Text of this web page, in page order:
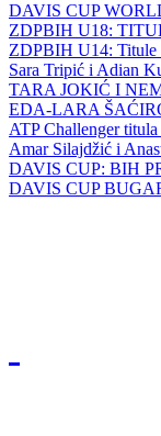
DAVIS CUP
ZDPBIH U18:
ZDPBIH U14: Titule
Sara Tripić i Adian
TARA JOKIĆ I
EDA-LARA
ATP Challenger
Amar Silajdžić i
DAVIS CUP: BIH
DAVIS CUP